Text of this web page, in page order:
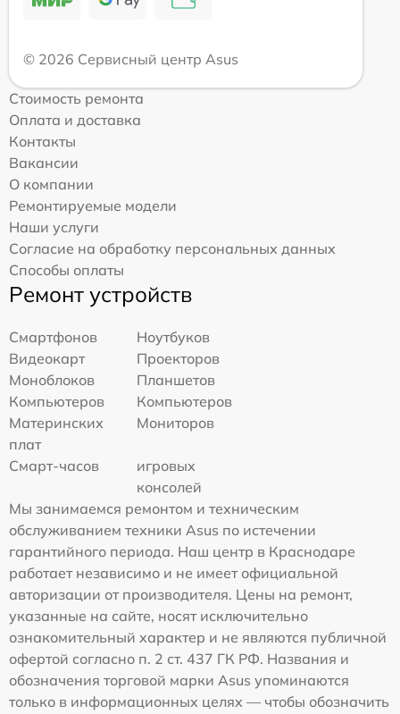
© 2026 Сервисный центр Asus
Стоимость ремонта
Оплата и доставка
Контакты
Вакансии
О компании
Ремонтируемые модели
Наши услуги
Согласие на обработку персональных данных
Способы оплаты
Ремонт устройств
Смартфонов
Ноутбуков
Видеокарт
Проекторов
Моноблоков
Планшетов
Компьютеров
Компьютеров
Материнских
плат
Мониторов
Смарт-часов
игровых
консолей
Мы занимаемся ремонтом и техническим
обслуживанием техники Asus по истечении
гарантийного периода. Наш центр в Краснодаре
работает независимо и не имеет официальной
авторизации от производителя. Цены на ремонт,
указанные на сайте, носят исключительно
ознакомительный характер и не являются публичной
офертой согласно п. 2 ст. 437 ГК РФ. Названия и
обозначения торговой марки Asus упоминаются
только в информационных целях — чтобы обозначить